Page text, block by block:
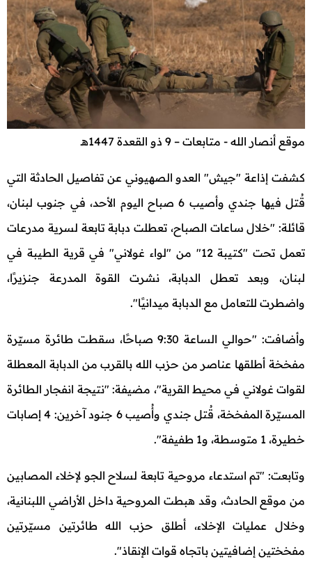
موقع أنصار الله - متابعات – 9 ذو القعدة 1447هـ
كشفت إذاعة "جيش" العدو الصهيوني عن تفاصيل الحادثة التي
قُتل فيها جندي وأصيب 6 صباح اليوم الأحد، في جنوب لبنان،
قائلة: "خلال ساعات الصباح، تعطلت دبابة تابعة لسرية مدرعات
تعمل تحت "كتيبة 12" من "لواء غولاني" في قرية الطيبة في
لبنان، وبعد تعطل الدبابة، نشرت القوة المدرعة جنزيرًا،
واضطرت للتعامل مع الدبابة ميدانيًا".
وأضافت: "حوالي الساعة 9:30 صباحًا، سقطت طائرة مسيّرة
مفخخة أطلقها عناصر من حزب الله بالقرب من الدبابة المعطلة
لقوات غولاني في محيط القرية"، مضيفة: "نتيجة انفجار الطائرة
المسيّرة المفخخة، قُتل جندي وأُصيب 6 جنود آخرين: 4 إصابات
خطيرة، 1 متوسطة، و1 طفيفة".
وتابعت: "تم استدعاء مروحية تابعة لسلاح الجو لإخلاء المصابين
من موقع الحادث، وقد هبطت المروحية داخل الأراضي اللبنانية،
وخلال عمليات الإخلاء، أطلق حزب الله طائرتين مسيّرتين
مفخختين إضافيتين باتجاه قوات الإنقاذ".